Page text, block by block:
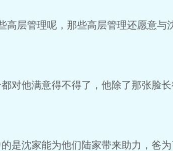
高层管理呢，那些高层管理还愿意与
对他满意得不得了，他除了那张脸
是沈家能为他们陆家带来助力，爸